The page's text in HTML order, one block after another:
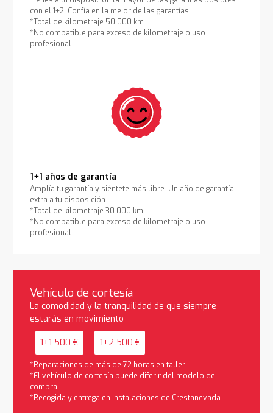
con el 1+2. Confía en la mejor de las garantías.
*Total de kilometraje 50.000 km
*No compatible para exceso de kilometraje o uso
profesional
1+1 años de garantía
Amplía tu garantía y siéntete más libre. Un año de garantía
extra a tu disposición.
*Total de kilometraje 30.000 km
*No compatible para exceso de kilometraje o uso
profesional
Vehículo de cortesía
La comodidad y la tranquilidad de que siempre
estarás en movimiento
1+1 500 € 1+2 500 €
*Reparaciones de más de 72 horas en taller
*El vehículo de cortesía puede diferir del modelo de
compra
*Recogida y entrega en instalaciones de Crestanevada